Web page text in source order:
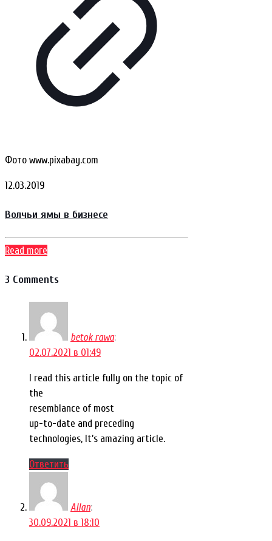
Фото www.pixabay.com
12.03.2019
Волчьи ямы в бизнесе
Read more
3 Comments
betok rawa:
02.07.2021 в 01:49
I read this article fully on the topic of
the
resemblance of most
up-to-date and preceding
technologies, It’s amazing article.
Ответить
Allan:
30.09.2021 в 18:10